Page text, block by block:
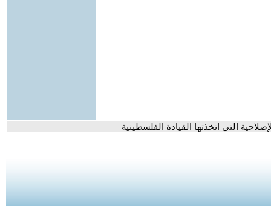
التي اتخذتها القيادة الفلسطينية